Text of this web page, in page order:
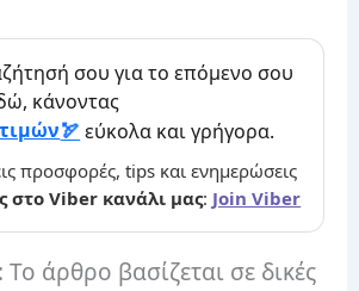
σου για το επόμενο σου
κάνοντας
εύκολα και γρήγορα.
προσφορές, tips και ενημερώσεις
στο Viber κανάλι μας: Join Viber
: Το άρθρο βασίζεται σε δικές